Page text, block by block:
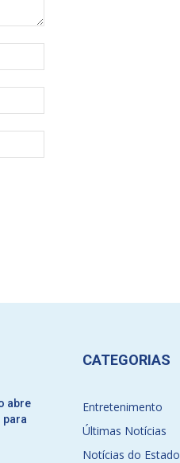
abre
para
CATEGORIAS
Entretenimento
Últimas Notícias
Notícias do Estado